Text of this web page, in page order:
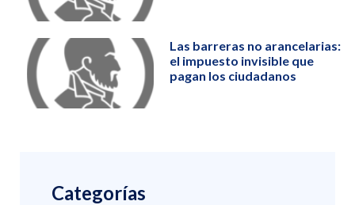
Las barreras no arancelarias:
el impuesto invisible que
pagan los ciudadanos
Categorías